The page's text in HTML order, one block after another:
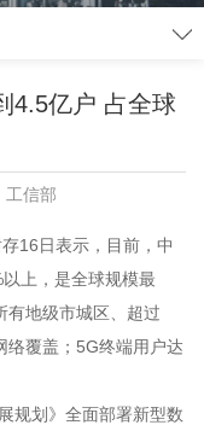
4.5亿户 占全球
工信部
16日表示，目前，中
上，是全球规模最
有地级市城区、超过
络覆盖；5G终端用户达
规划》全面部署新型数